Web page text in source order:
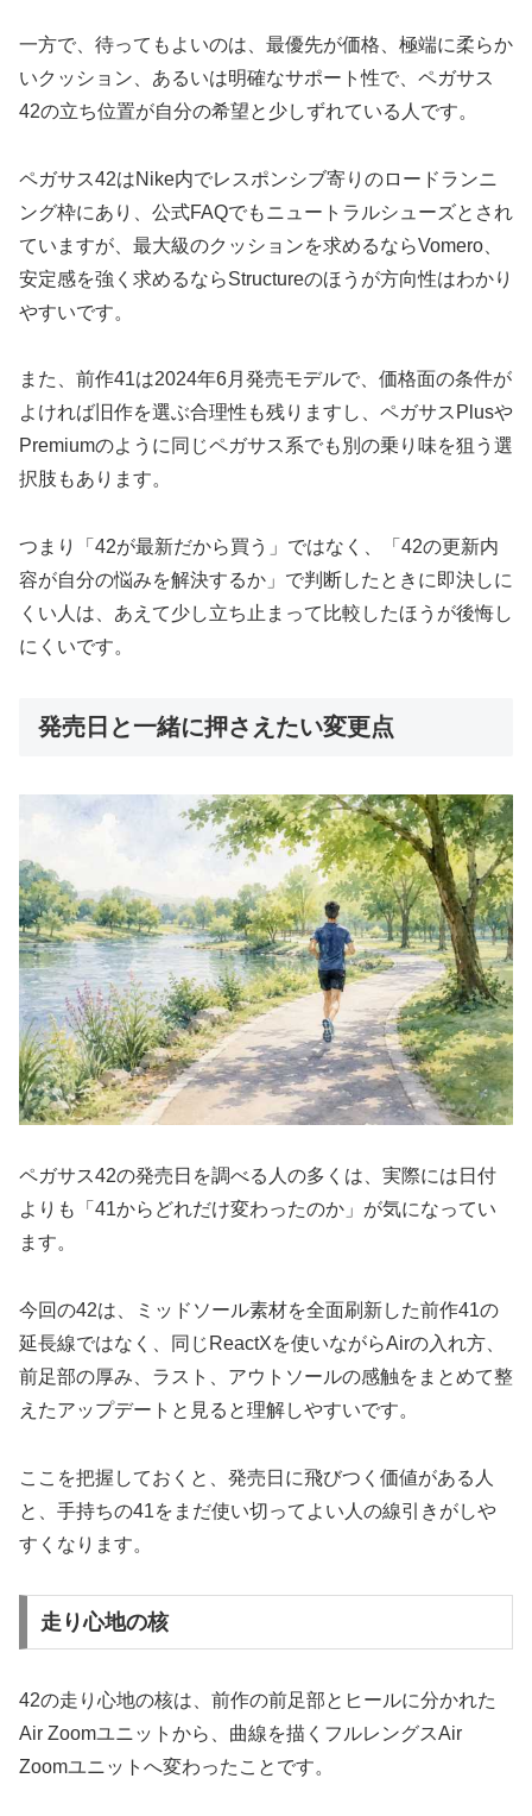
一方で、待ってもよいのは、最優先が価格、極端に柔らか
いクッション、あるいは明確なサポート性で、ペガサス
42の立ち位置が自分の希望と少しずれている人です。
ペガサス42はNike内でレスポンシブ寄りのロードランニ
ング枠にあり、公式FAQでもニュートラルシューズとされ
ていますが、最大級のクッションを求めるならVomero、
安定感を強く求めるならStructureのほうが方向性はわかり
やすいです。
また、前作41は2024年6月発売モデルで、価格面の条件が
よければ旧作を選ぶ合理性も残りますし、ペガサスPlusや
Premiumのように同じペガサス系でも別の乗り味を狙う選
択肢もあります。
つまり「42が最新だから買う」ではなく、「42の更新内
容が自分の悩みを解決するか」で判断したときに即決しに
くい人は、あえて少し立ち止まって比較したほうが後悔し
にくいです。
発売日と一緒に押さえたい変更点
ペガサス42の発売日を調べる人の多くは、実際には日付
よりも「41からどれだけ変わったのか」が気になってい
ます。
今回の42は、ミッドソール素材を全面刷新した前作41の
延長線ではなく、同じReactXを使いながらAirの入れ方、
前足部の厚み、ラスト、アウトソールの感触をまとめて整
えたアップデートと見ると理解しやすいです。
ここを把握しておくと、発売日に飛びつく価値がある人
と、手持ちの41をまだ使い切ってよい人の線引きがしや
すくなります。
走り心地の核
42の走り心地の核は、前作の前足部とヒールに分かれた
Air Zoomユニットから、曲線を描くフルレングスAir
Zoomユニットへ変わったことです。